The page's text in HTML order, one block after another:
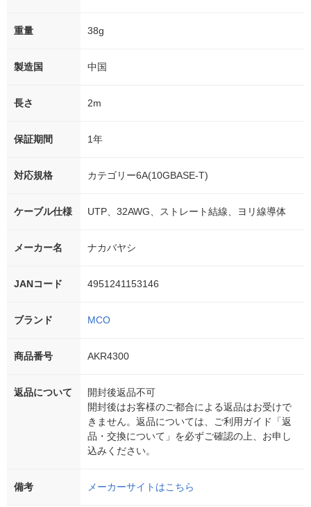
重量 38g
製造国 中国
長さ 2m
保証期間 1年
対応規格 カテゴリー6A(10GBASE-T)
ケーブル仕様 UTP、32AWG、ストレート結線、ヨリ線導体
メーカー名 ナカバヤシ
JANコード 4951241153146
ブランド MCO
商品番号 AKR4300
返品について
開封後返品不可
開封後はお客様のご都合による返品はお受けで
きません。返品については、ご利用ガイド「返
品・交換について」を必ずご確認の上、お申し
込みください。
備考 メーカーサイトはこちら